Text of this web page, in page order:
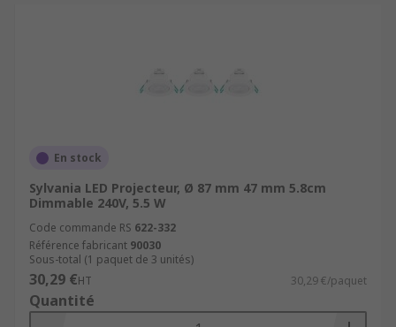
En stock
Sylvania LED Projecteur, Ø 87 mm 47 mm 5.8cm
Dimmable 240V, 5.5 W
Code commande RS 622-332
Référence fabricant 90030
Sous-total (1 paquet de 3 unités)
30,29 €HT 30,29 €/paquet
Quantité